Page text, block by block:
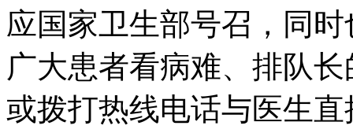
应国家卫生部号召，同
广大患者看病难、排队
或拨打热线电话与医生